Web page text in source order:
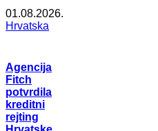
01.08.2026.
Hrvatska
Agencija
Fitch
potvrdila
kreditni
rejting